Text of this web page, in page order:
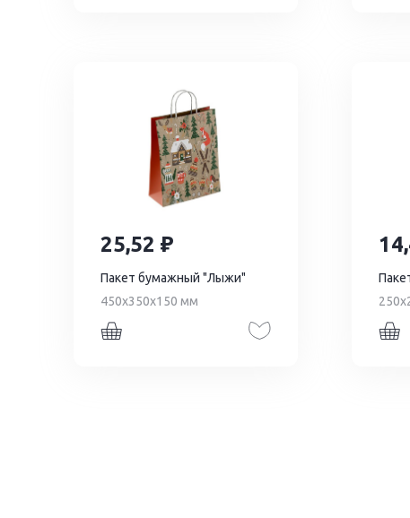
25,52
Пакет бумажный "Лыжи"
450х350х150 мм